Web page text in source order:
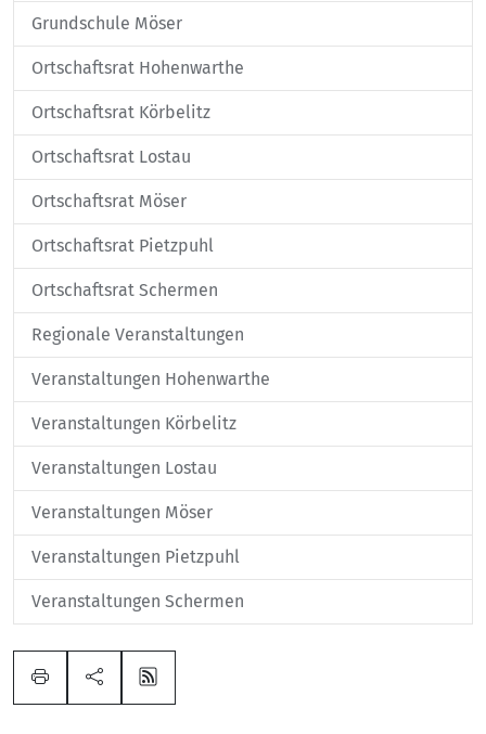
Grundschule Möser
Ortschaftsrat Hohenwarthe
Ortschaftsrat Körbelitz
Ortschaftsrat Lostau
Ortschaftsrat Möser
Ortschaftsrat Pietzpuhl
Ortschaftsrat Schermen
Regionale Veranstaltungen
Veranstaltungen Hohenwarthe
Veranstaltungen Körbelitz
Veranstaltungen Lostau
Veranstaltungen Möser
Veranstaltungen Pietzpuhl
Veranstaltungen Schermen